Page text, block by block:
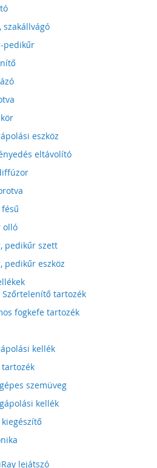
szakállvágó
pedikűr
eszköz
eltávolító
olló
pedikűr szett
pedikűr eszköz
Szőrtelenítő tartozék
fogkefe tartozék
kellék
tartozék
szemüveg
kellék
lejátszó